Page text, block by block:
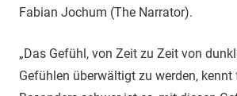
Fabian Jochum (The Narrator).
„Das Gefühl, von Zeit zu Zeit von
Gefühlen überwältigt zu werden, kennt